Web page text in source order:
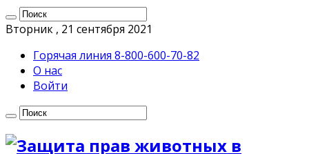
Вторник , 21 сентября 2021
Горячая линия 8-800-600-70-82
О нас
Войти